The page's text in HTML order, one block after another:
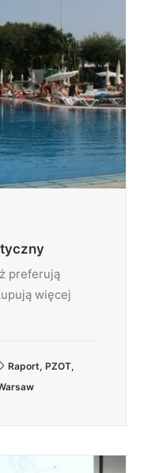
preferują
więcej
Raport, PZOT,